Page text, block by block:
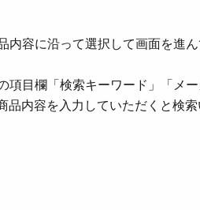
容に沿って選択して画面を進ん
目欄「検索キーワード」「メ
内容を入力していただくと検索